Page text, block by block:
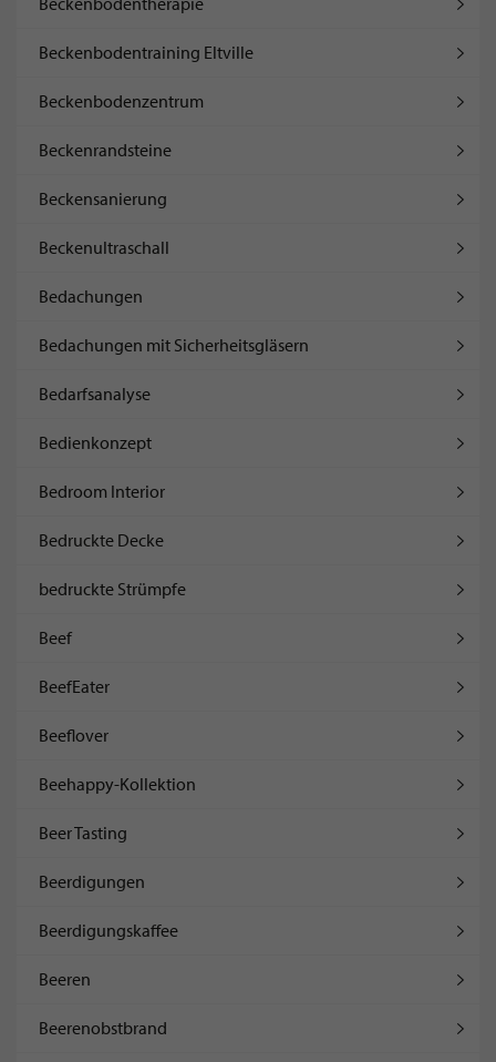
Beckenbodentraining Eltville
Beckenbodenzentrum
Beckenrandsteine
Beckensanierung
Beckenultraschall
Bedachungen
Bedachungen mit Sicherheitsgläsern
Bedarfsanalyse
Bedienkonzept
Bedroom Interior
Bedruckte Decke
bedruckte Strümpfe
Beef
BeefEater
Beeflover
Beehappy-Kollektion
Beer Tasting
Beerdigungen
Beerdigungskaffee
Beeren
Beerenobstbrand